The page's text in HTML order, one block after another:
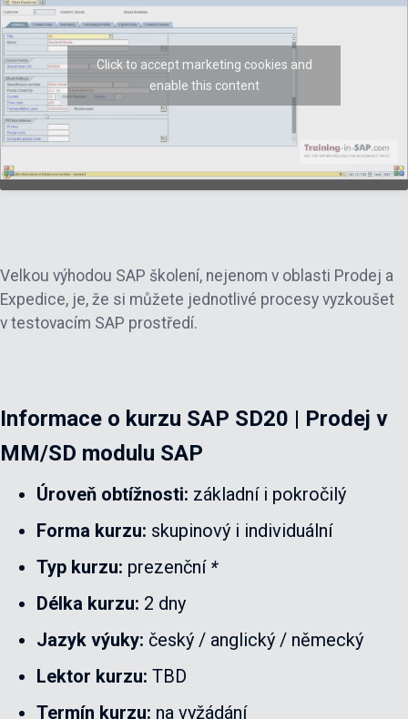
Click to accept marketing cookies and
enable this content
Velkou výhodou SAP školení, nejenom v oblasti Prodej a
Expedice, je, že si můžete jednotlivé procesy vyzkoušet
v testovacím SAP prostředí.
Informace o kurzu SAP SD20 | Prodej v
MM/SD modulu SAP
Úroveň obtížnosti: základní i pokročilý
Forma kurzu: skupinový i individuální
Typ kurzu: prezenční *
Délka kurzu: 2 dny
Jazyk výuky: český / anglický / německý
Lektor kurzu: TBD
Termín kurzu: na vyžádání